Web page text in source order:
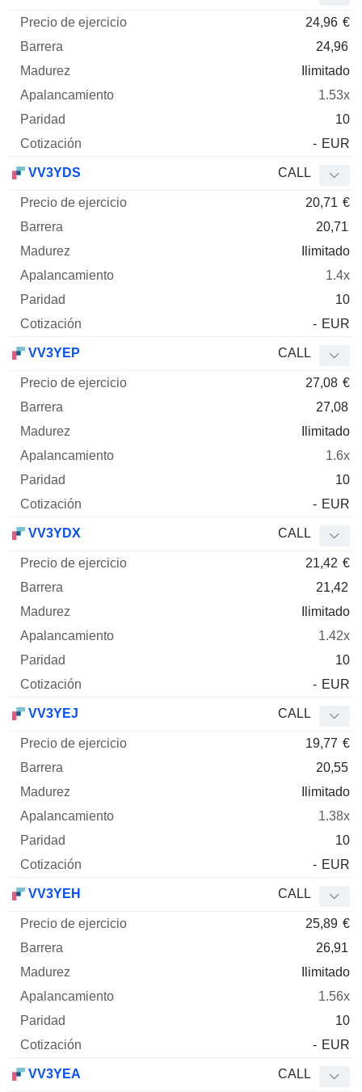
24,96 €
24,96
Ilimitado
1.53x
10
- EUR
VV3YDS CALL
20,71 €
20,71
Ilimitado
1.4x
10
- EUR
VV3YEP CALL
27,08 €
27,08
Ilimitado
1.6x
10
- EUR
VV3YDX CALL
21,42 €
21,42
Ilimitado
1.42x
10
- EUR
VV3YEJ CALL
19,77 €
20,55
Ilimitado
1.38x
10
- EUR
VV3YEH CALL
25,89 €
26,91
Ilimitado
1.56x
10
- EUR
VV3YEA CALL